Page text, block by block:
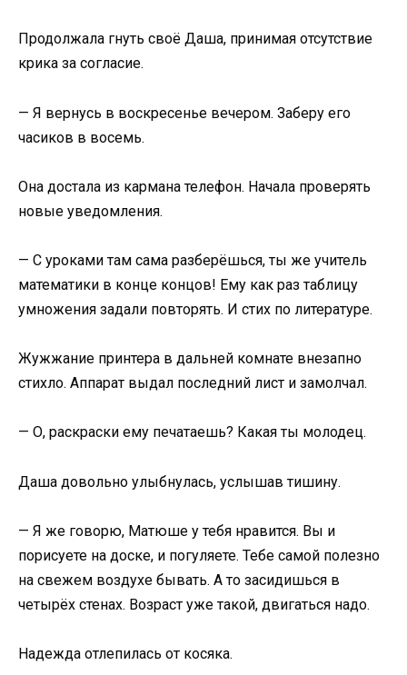
Продолжала гнуть своё Даша, принимая отсутствие
крика за согласие.
— Я вернусь в воскресенье вечером. Заберу его
часиков в восемь.
Она достала из кармана телефон. Начала проверять
новые уведомления.
— С уроками там сама разберёшься, ты же учитель
математики в конце концов! Ему как раз таблицу
умножения задали повторять. И стих по литературе.
Жужжание принтера в дальней комнате внезапно
стихло. Аппарат выдал последний лист и замолчал.
— О, раскраски ему печатаешь? Какая ты молодец.
Даша довольно улыбнулась, услышав тишину.
— Я же говорю, Матюше у тебя нравится. Вы и
порисуете на доске, и погуляете. Тебе самой полезно
на свежем воздухе бывать. А то засидишься в
четырёх стенах. Возраст уже такой, двигаться надо.
Надежда отлепилась от косяка.